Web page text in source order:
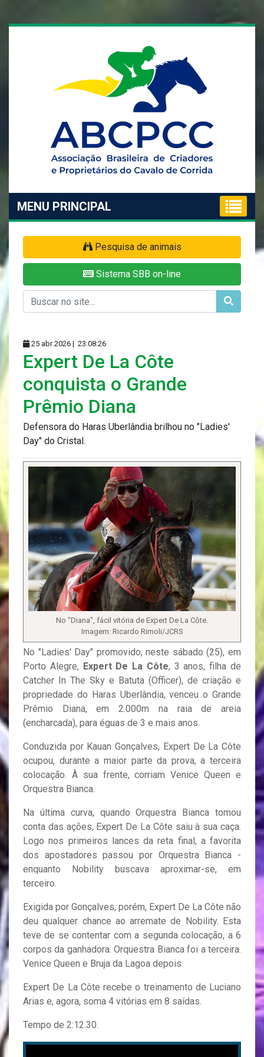
MENU PRINCIPAL
Pesquisa de animais
Sistema SBB on-line
25 abr 2026 | 23:08:26
Expert De La Côte
conquista o Grande
Prêmio Diana
Defensora do Haras Uberlândia brilhou no "Ladies'
Day" do Cristal.
No "Diana", fácil vitória de Expert De La Côte.
Imagem: Ricardo Rimoli/JCRS
No "Ladies' Day" promovido, neste sábado (25), em
Porto Alegre, Expert De La Côte, 3 anos, filha de
Catcher In The Sky e Batuta (Officer), de criação e
propriedade do Haras Uberlândia, venceu o Grande
Prêmio Diana, em 2.000m na raia de areia
(encharcada), para éguas de 3 e mais anos.
Conduzida por Kauan Gonçalves, Expert De La Côte
ocupou, durante a maior parte da prova, a terceira
colocação. À sua frente, corriam Venice Queen e
Orquestra Bianca.
Na última curva, quando Orquestra Bianca tomou
conta das ações, Expert De La Côte saiu à sua caça.
Logo nos primeiros lances da reta final, a favorita
dos apostadores passou por Orquestra Bianca -
enquanto Nobility buscava aproximar-se, em
terceiro.
Exigida por Gonçalves, porém, Expert De La Côte não
deu qualquer chance ao arremate de Nobility. Esta
teve de se contentar com a segunda colocação, a 6
corpos da ganhadora. Orquestra Bianca foi a terceira.
Venice Queen e Bruja da Lagoa depois.
Expert De La Côte recebe o treinamento de Luciano
Arias e, agora, soma 4 vitórias em 8 saídas.
Tempo de 2:12.30.